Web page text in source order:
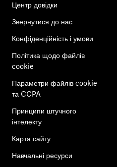
Центр довідки
Звернутися до нас
Конфіденційність і умови
Політика щодо файлів
cookie
Параметри файлів cookie
та CCPA
Принципи штучного
інтелекту
Карта сайту
Навчальні ресурси